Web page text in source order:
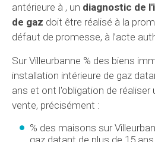
antérieure à , un diagnostic de
de gaz doit être réalisé à la
défaut de promesse, à l’acte
Sur Villeurbanne % des biens
installation intérieure de gaz
ans et ont l'obligation de réaliser
vente, précisément :
% des maisons sur
gaz datant de plus de 15 ans